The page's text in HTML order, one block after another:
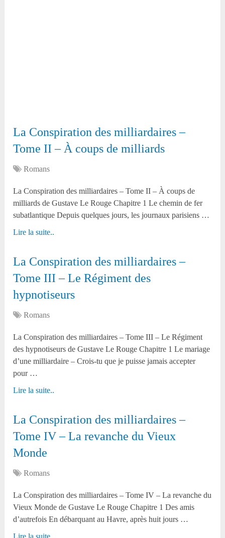
La Conspiration des milliardaires –
Tome II – À coups de milliards
Romans
La Conspiration des milliardaires – Tome II – À coups de
milliards de Gustave Le Rouge Chapitre 1 Le chemin de fer
subatlantique Depuis quelques jours, les journaux parisiens …
Lire la suite..
La Conspiration des milliardaires –
Tome III – Le Régiment des
hypnotiseurs
Romans
La Conspiration des milliardaires – Tome III – Le Régiment
des hypnotiseurs de Gustave Le Rouge Chapitre 1 Le mariage
d’une milliardaire – Crois-tu que je puisse jamais accepter
pour …
Lire la suite..
La Conspiration des milliardaires –
Tome IV – La revanche du Vieux
Monde
Romans
La Conspiration des milliardaires – Tome IV – La revanche du
Vieux Monde de Gustave Le Rouge Chapitre 1 Des amis
d’autrefois En débarquant au Havre, après huit jours …